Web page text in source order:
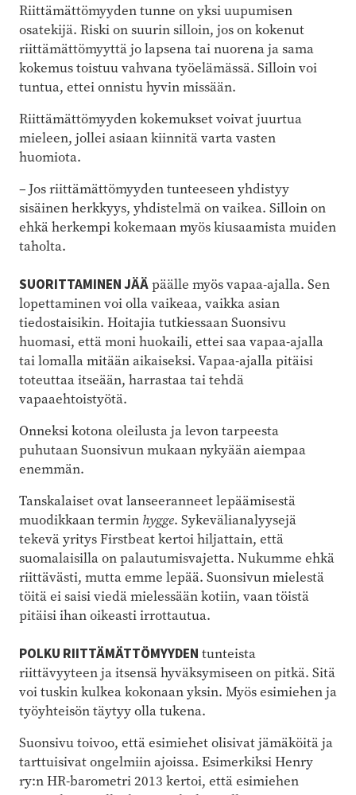
Riittämättömyyden tunne on yksi uupumisen
osatekijä. Riski on suurin silloin, jos on kokenut
riittämättömyyttä jo lapsena tai nuorena ja sama
kokemus toistuu vahvana työelämässä. Silloin voi
tuntua, ettei onnistu hyvin missään.
Riittämättömyyden kokemukset voivat juurtua
mieleen, jollei asiaan kiinnitä varta vasten
huomiota.
– Jos riittämättömyyden tunteeseen yhdistyy
sisäinen herkkyys, yhdistelmä on vaikea. Silloin on
ehkä herkempi kokemaan myös kiusaamista muiden
taholta.
SUORITTAMINEN JÄÄpäälle myös vapaa-ajalla. Sen
lopettaminen voi olla vaikeaa, vaikka asian
tiedostaisikin. Hoitajia tutkiessaan Suonsivu
huomasi, että moni huokaili, ettei saa vapaa-ajalla
tai lomalla mitään aikaiseksi. Vapaa-ajalla pitäisi
toteuttaa itseään, harrastaa tai tehdä
vapaaehtoistyötä.
Onneksi kotona oleilusta ja levon tarpeesta
puhutaan Suonsivun mukaan nykyään aiempaa
enemmän.
Tanskalaiset ovat lanseeranneet lepäämisestä
muodikkaan termin hygge. Sykevälianalyysejä
tekevä yritys Firstbeat kertoi hiljattain, että
suomalaisilla on palautumisvajetta. Nukumme ehkä
riittävästi, mutta emme lepää. Suonsivun mielestä
töitä ei saisi viedä mielessään kotiin, vaan töistä
pitäisi ihan oikeasti irrottautua.
POLKU RIITTÄMÄTTÖMYYDEN tunteista
riittävyyteen ja itsensä hyväksymiseen on pitkä. Sitä
voi tuskin kulkea kokonaan yksin. Myös esimiehen ja
työyhteisön täytyy olla tukena.
Suonsivu toivoo, että esimiehet olisivat jämäköitä ja
tarttuisivat ongelmiin ajoissa. Esimerkiksi Henry
ry:n HR-barometri 2013 kertoi, että esimiehen